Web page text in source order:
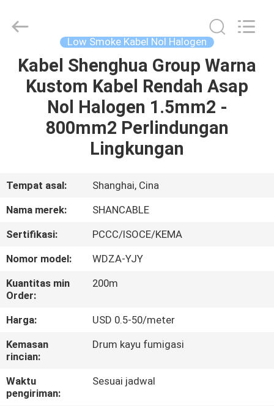
RUMAH
PRODUK
TAMPILAN
VR
TENTANG
KITA
WISATA
PABRIK
KONTROL
KUALITAS
(Group)
Reserved.
Low Smoke Kabel Nol Halogen
Kabel Shenghua Group Warna
Kustom Kabel Rendah Asap
Nol Halogen 1.5mm2 -
800mm2 Perlindungan
Lingkungan
Tempat asal:
Shanghai, Cina
Nama merek:
SHANCABLE
Sertifikasi:
PCCC/ISOCE/KEMA
Nomor model:
WDZA-YJY
Kuantitas min
Order:
200m
Harga:
USD 0.5-50/meter
Kemasan
rincian:
Drum kayu fumigasi
Waktu
pengiriman:
Sesuai jadwal